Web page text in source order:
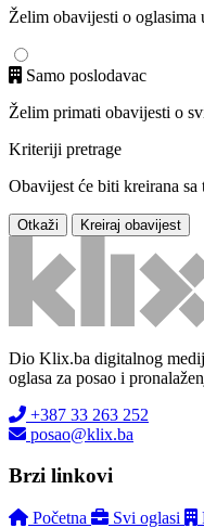
Želim obavijesti o
Samo poslodavac
Želim primati obavijesti o
Kriteriji pretrage
Obavijest će biti kreirana
Otkaži Kreiraj obavijest
Dio Klix.ba digitalnog
oglasa za posao i
+387 33 263 252
posao@klix.ba
Brzi linkovi
Početna Svi oglasi